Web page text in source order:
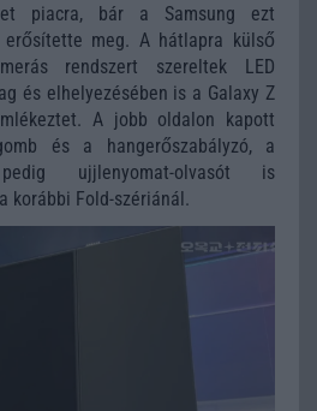
piacra, bár a Samsung ezt
meg. A hátlapra külső
rendszert szereltek LED
és elhelyezésében is a Galaxy Z
A jobb oldalon kapott
és a hangerőszabályzó, a
pedig ujjlenyomat-olvasót is
korábbi Fold-szériánál.